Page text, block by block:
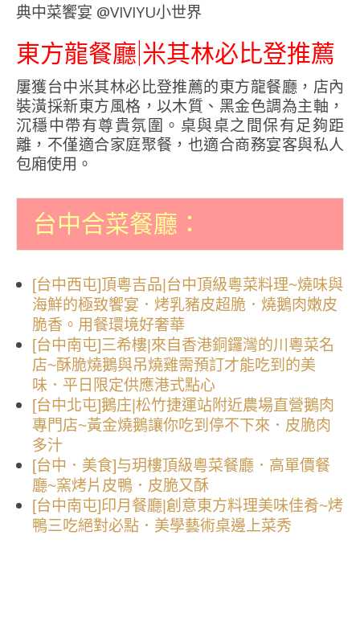
東方龍餐廳|米其林必比登推薦
屢獲台中米其林必比登推薦的東方龍餐廳，店內
裝潢採新東方風格，以木質、黑金色調為主軸，
沉穩中帶有尊貴氛圍。桌與桌之間保有足夠距
離，不僅適合家庭聚餐，也適合商務宴客與私人
包廂使用。
台中合菜餐廳：
[台中西屯]頂粵吉品|台中頂級粵菜料理~燒味與
海鮮的極致饗宴．烤乳豬皮超脆．燒鵝肉嫩皮
脆香。用餐環境好奢華
[台中南屯]三希樓|來自香港銅鑼灣的川粵菜名
店~酥脆燒鵝與吊燒雞需預訂才能吃到的美
味．平日限定供應港式點心
[台中北屯]鵝庄|松竹捷運站附近農場直營鵝肉
專門店~黃金燒鵝讓你吃到停不下來．皮脆肉
多汁
[台中．美食]与玥樓頂級粵菜餐廳．高單價餐
廳~窯烤片皮鴨．皮脆又酥
[台中南屯]印月餐廳|創意東方料理美味佳肴~烤
鴨三吃絕對必點．美學藝術桌邊上菜秀